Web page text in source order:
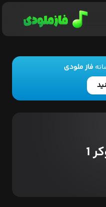
فاز ملودی
1